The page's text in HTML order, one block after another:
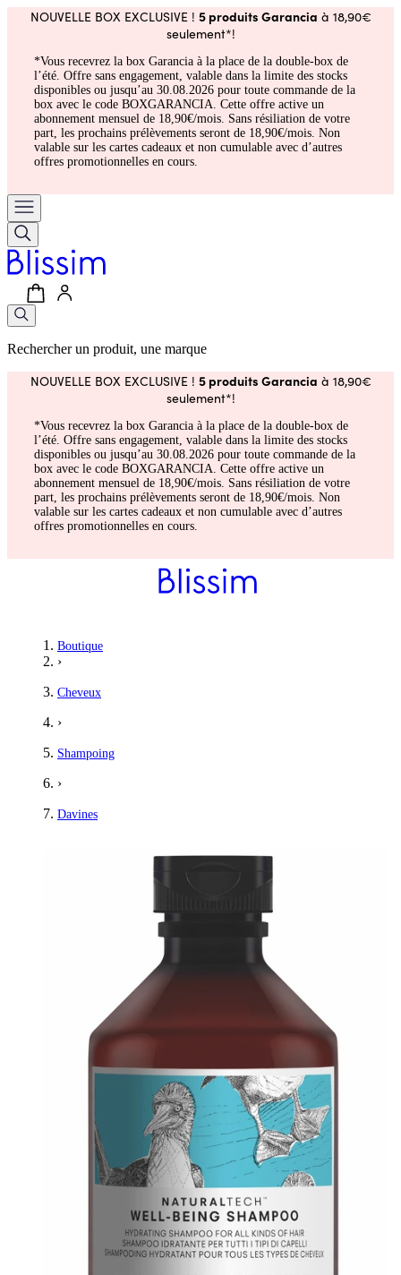
NOUVELLE BOX EXCLUSIVE ! 5 produits Garancia à 18,90€
seulement*!
*Vous recevrez la box Garancia à la place de la double-box de
l’été. Offre sans engagement, valable dans la limite des stocks
disponibles ou jusqu’au 30.08.2026 pour toute commande de la
box avec le code BOXGARANCIA. Cette offre active un
abonnement mensuel de 18,90€/mois. Sans résiliation de votre
part, les prochains prélèvements seront de 18,90€/mois. Non
valable sur les cartes cadeaux et non cumulable avec d’autres
offres promotionnelles en cours.
Rechercher un produit, une marque
NOUVELLE BOX EXCLUSIVE ! 5 produits Garancia à 18,90€
seulement*!
*Vous recevrez la box Garancia à la place de la double-box de
l’été. Offre sans engagement, valable dans la limite des stocks
disponibles ou jusqu’au 30.08.2026 pour toute commande de la
box avec le code BOXGARANCIA. Cette offre active un
abonnement mensuel de 18,90€/mois. Sans résiliation de votre
part, les prochains prélèvements seront de 18,90€/mois. Non
valable sur les cartes cadeaux et non cumulable avec d’autres
offres promotionnelles en cours.
Boutique
›
Cheveux
›
Shampoing
›
Davines